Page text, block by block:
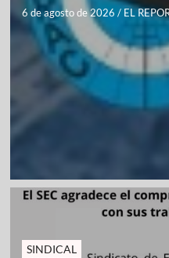
6 de agosto de 2026 / EL
SINDICAL